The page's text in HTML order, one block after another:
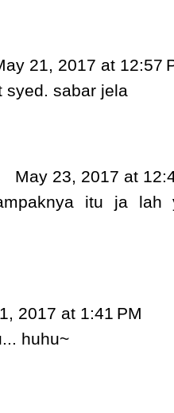
21, 2017 at 12:57
syed. sabar jela
May 23, 2017 at
itu ja lah
2017 at 1:41 PM
huhu~